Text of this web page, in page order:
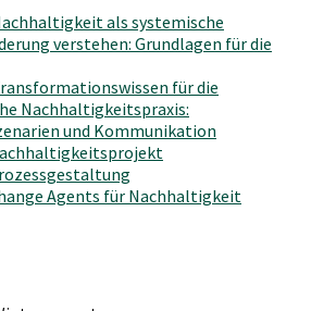
als systemische
verstehen: Grundlagen für die
für die
Nachhaltigkeitspraxis:
und Kommunikation
Agents für Nachhaltigkeit